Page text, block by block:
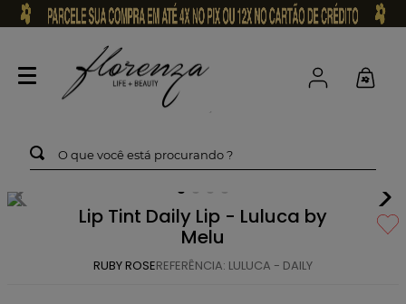
O que você está procurando ?
Lip Tint Daily Lip - Luluca by
Melu
RUBY ROSEREFERÊNCIA: LULUCA - DAILY